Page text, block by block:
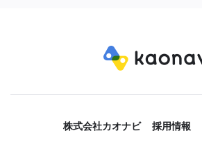
株式会社カオナビ 採用情報